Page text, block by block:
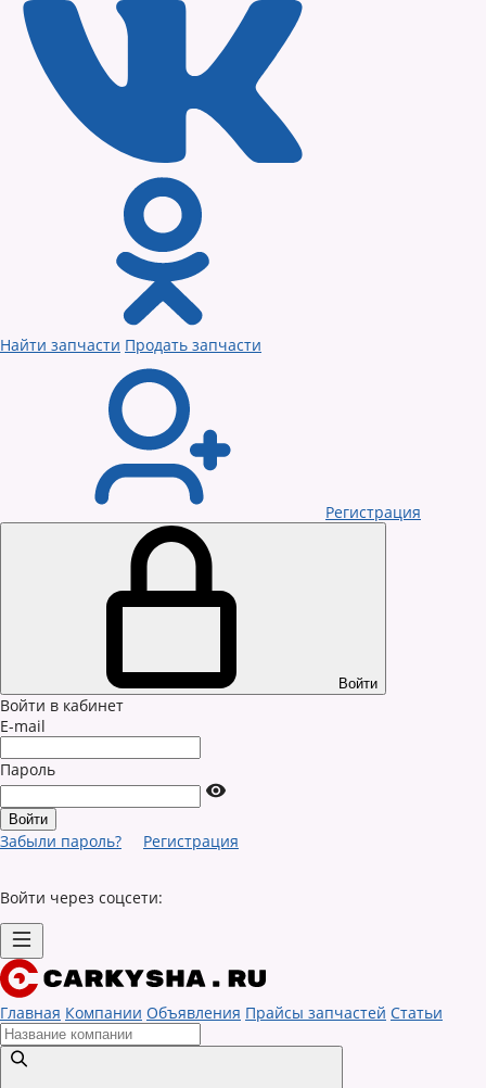
Найти запчасти Продать запчасти
Регистрация
Войти
Войти в кабинет
E-mail
Пароль
Забыли пароль? Регистрация
Войти через соцсети:
Главная Компании Объявления Прайсы запчастей Статьи